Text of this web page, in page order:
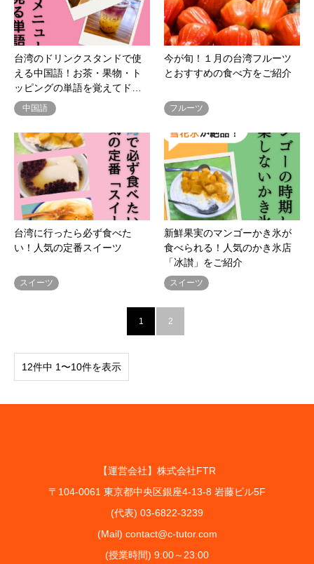
台湾のドリンクスタンドで使
える中国語！お茶・果物・ト
ッピングの単語を覚えてド…
中国語
今が旬！１月の台湾フルーツ
とおすすめの食べ方をご紹介
フルーツ
台湾に行ったら必ず食べた
い！人気の定番スイーツ
スイーツ
新鮮果実のマンゴーかき氷が
食べられる！人気のかき氷店
「冰讃」をご紹介
スイーツ
1 2
12件中 1〜10件を表示
【運営会社】株式会社FTR
〒104-0061 東京都中央区銀座4-13-8 岩藤ビル5F
(代表) 03-6822-3239
(Mail) contact@c-tutor.com
(授業時間) 9:00～23:00